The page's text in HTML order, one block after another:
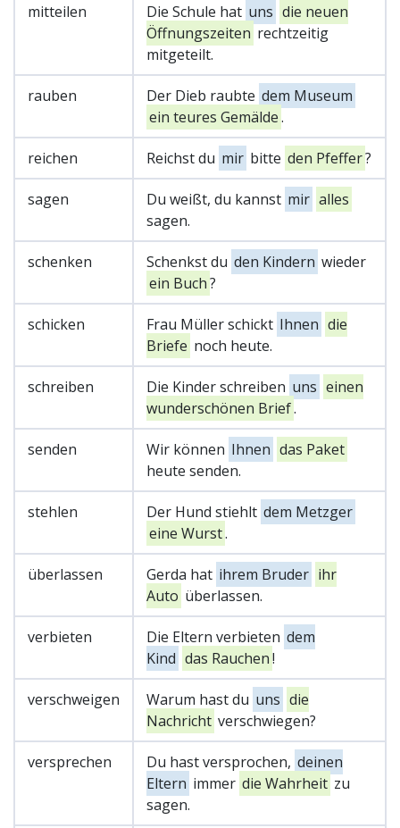
mitteilen Die Schule hat uns die neuen
Öffnungszeiten rechtzeitig
mitgeteilt.
rauben Der Dieb raubte dem Museum
ein teures Gemälde.
reichen Reichst du mir bitte den Pfeffer?
sagen Du weißt, du kannst mir alles
sagen.
schenken Schenkst du den Kindern wieder
ein Buch?
schicken Frau Müller schickt Ihnen die
Briefe noch heute.
schreiben Die Kinder schreiben uns einen
wunderschönen Brief.
senden Wir können Ihnen das Paket
heute senden.
stehlen Der Hund stiehlt dem Metzger
eine Wurst.
überlassen Gerda hat ihrem Bruder ihr
Auto überlassen.
verbieten Die Eltern verbieten dem
Kind das Rauchen!
verschweigen Warum hast du uns die
Nachricht verschwiegen?
versprechen Du hast versprochen, deinen
Eltern immer die Wahrheit zu
sagen.